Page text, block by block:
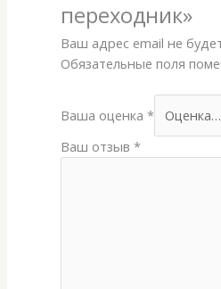
переходник»
Ваш адрес email не
Обязательные поля
Ваша оценка*
Ваш отзыв*